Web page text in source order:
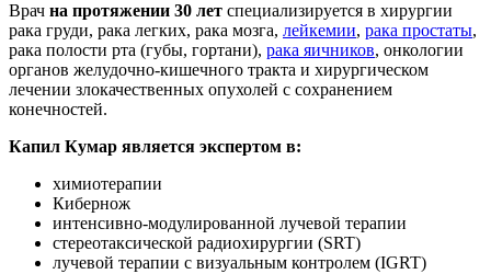
Врач на протяжении 30 лет специализируется в хирургии
рака груди, рака легких, рака мозга, лейкемии, рака простаты,
рака полости рта (губы, гортани), рака яичников, онкологии
органов желудочно-кишечного тракта и хирургическом
лечении злокачественных опухолей с сохранением
конечностей.
Капил Кумар является экспертом в:
химиотерапии
Кибернож
интенсивно-модулированной лучевой терапии
стереотаксической радиохирургии (SRT)
лучевой терапии с визуальным контролем (IGRT)